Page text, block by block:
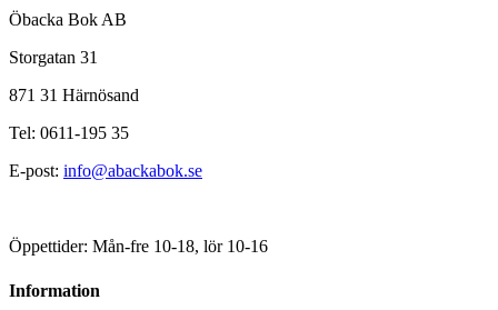
Öbacka Bok AB
Storgatan 31
871 31 Härnösand
Tel: 0611-195 35
E-post: info@abackabok.se
Öppettider: Mån-fre 10-18, lör 10-16
Information